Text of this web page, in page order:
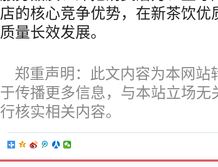
店的核心竞争优势，在新茶饮
质量长效发展。
郑重声明：此文内容为本网
于传播更多信息，与本站立场
行核实相关内容。